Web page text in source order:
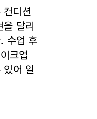
디션
을 달리
수업 후
크업
어 일